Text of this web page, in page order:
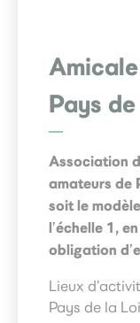
Pays
Association
amateurs de
soit le
l’échelle 1,
obligation
Lieux
Pays de la